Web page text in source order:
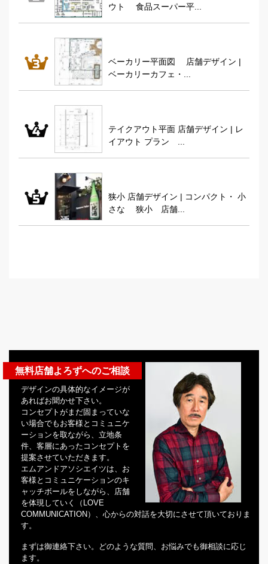
ウト 食品スーパー平...
ベーカリー平面図 店舗デザイン |
ベーカリーカフェ・...
テイクアウト平面 店舗デザイン | レ
イアウト プラン ...
狭小 店舗デザイン | コンパクト・ 小
さな 狭小 店舗...
無料店舗よろずへのご相談
デザインの具体的なイメージが
あればお聞かせ下さい。
コンセプトがまだ固まっていな
い場合でもお客様とコミュニケ
ーションを取ながら、立地条
件、客層にあったコンセプトを
提案させていただきます。
エムアンドアソシエイツは、お
客様とコミュニケーションのキ
ャッチボールをしながら、店舗
を体現していく（LOVE
COMMUNICATION）、心からの対話を大切にさせて頂いておりま
す。
まずは御連絡下さい。どのような質問、お悩みでも御相談に応じ
ます。